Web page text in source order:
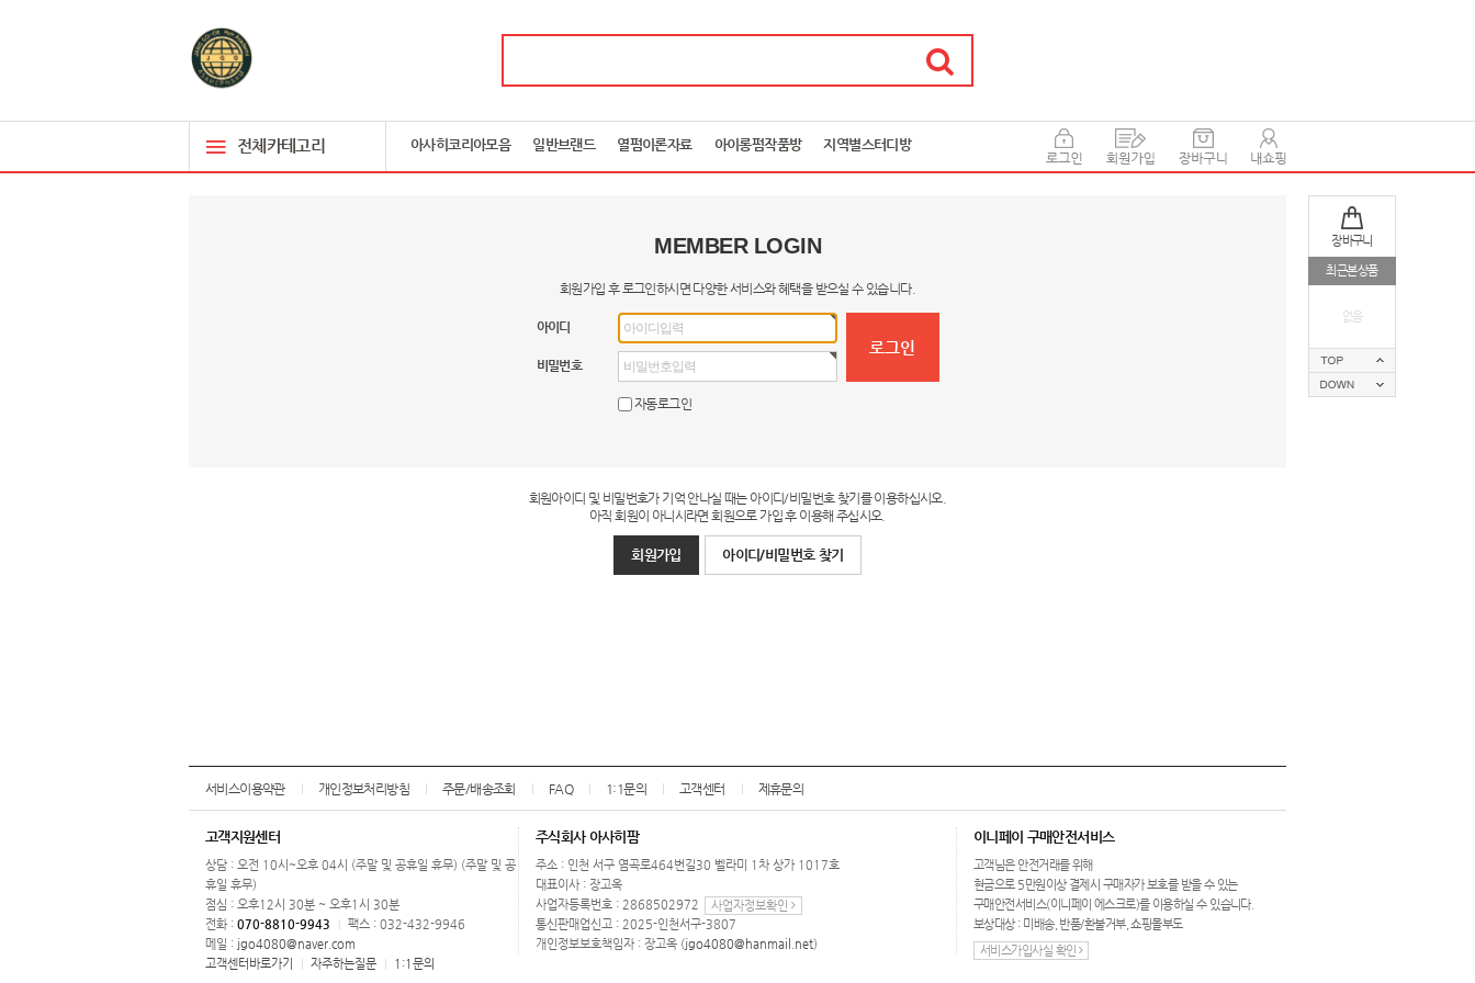
전체카테고리 아사히코리아모음 일반브랜드 열펌이론자료 아이롱펌작품방 지역별스터디방
장바구니
최근본상품
없음
MEMBER LOGIN
회원가입 후 로그인하시면 다양한 서비스와 혜택을 받으실 수 있습니다.
아이디
비밀번호
자동로그인
회원아이디 및 비밀번호가 기억 안나실 때는 아이디/비밀번호 찾기를 이용하십시오.
아직 회원이 아니시라면 회원으로 가입 후 이용해 주십시오.
회원가입 아이디/비밀번호 찾기
서비스이용약관 개인정보처리방침 주문/배송조회 FAQ 1:1문의 고객센터 제휴문의
고객지원센터
상담 : 오전 10시~오후 04시 (주말 및 공휴일 휴무) (주말 및 공
휴일 휴무)
점심 : 오후12시 30분 ~ 오후1시 30분
전화 : 070-8810-9943
팩스 : 032-432-9946
메일 : jgo4080@naver.com
고객센터바로가기
자주하는질문 1:1문의
주식회사 아사히팜
주소 : 인천 서구 염곡로464번길30 벨라미 1차 상가 1017호
대표이사 : 장고옥
사업자등록번호 : 2868502972
사업자정보확인
통신판매업신고 : 2025-인천서구-3807
개인정보보호책임자 : 장고옥 (jgo4080@hanmail.net)
이니페이 구매안전서비스
고객님은 안전거래를 위해
현금으로 5만원이상 결제시 구매자가 보호를 받을 수 있는
구매안전서비스(이니페이 에스크로)를 이용하실 수 있습니다.
보상대상 : 미배송, 반품/환불거부, 쇼핑몰부도
서비스가입사실 확인